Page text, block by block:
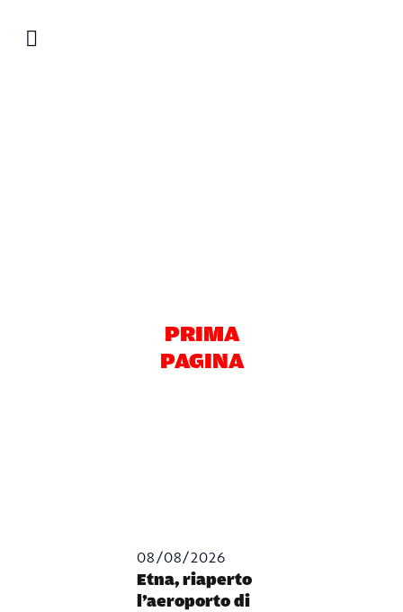
PRIMA
PAGINA
08/08/2026
Etna, riaperto
l’aeroporto di